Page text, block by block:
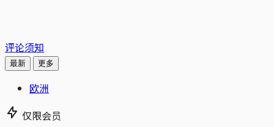
评论须知
最新 更多
欧洲
仅限会员